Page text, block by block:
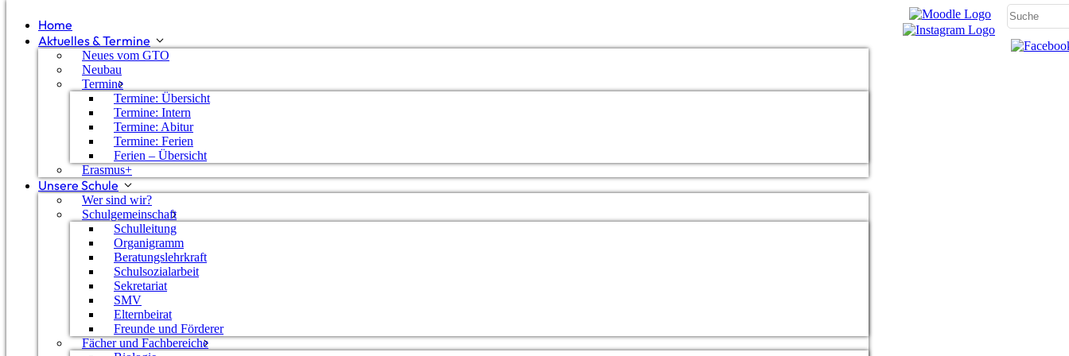
Home
Aktuelles & Termine
Neues vom GTO
Neubau
Termine
Termine: Übersicht
Termine: Intern
Termine: Abitur
Termine: Ferien
Ferien – Übersicht
Erasmus+
Unsere Schule
Wer sind wir?
Schulgemeinschaft
Schulleitung
Organigramm
Beratungslehrkraft
Schulsozialarbeit
Sekretariat
SMV
Elternbeirat
Freunde und Förderer
Fächer und Fachbereiche
Abitur 2026